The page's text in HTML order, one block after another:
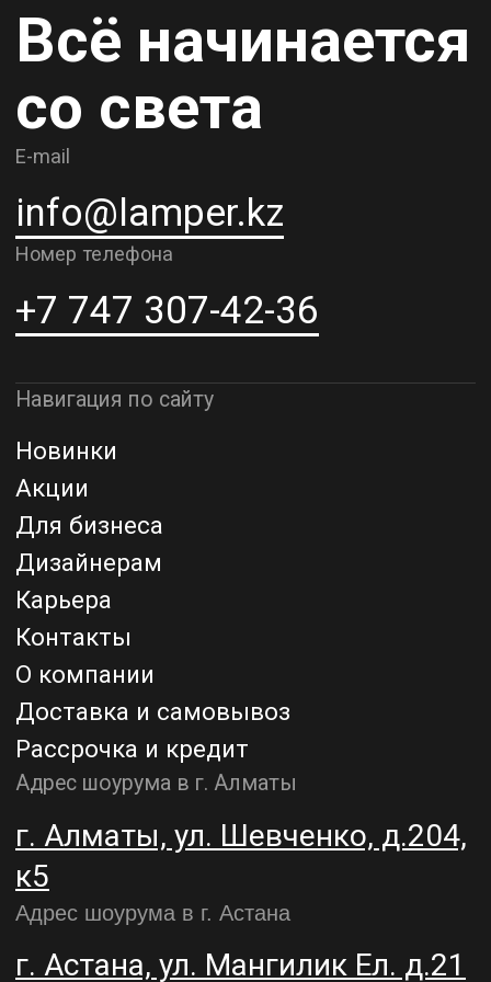
Контакты
О компании
Рассрочка и кредит
к5
Адрес шоурума в г. Астана
г. Астана, ул. Мангилик Ел. д.21
Благодарим за внимание к Lamper.kz.
До встречи в ваших будущих
Политика конфиденциальности